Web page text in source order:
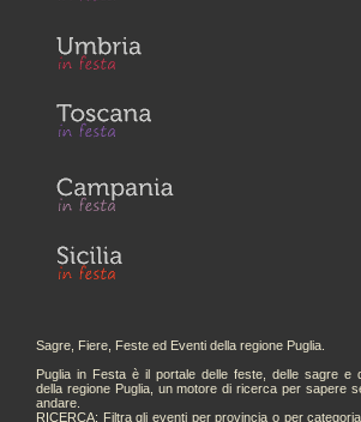
Sagre, Fiere, Feste ed Eventi della regione Puglia.
Puglia in Festa è il portale delle feste, delle sagre e
della regione Puglia, un motore di ricerca per sapere
andare.
RICERCA: Filtra gli eventi per provincia o per